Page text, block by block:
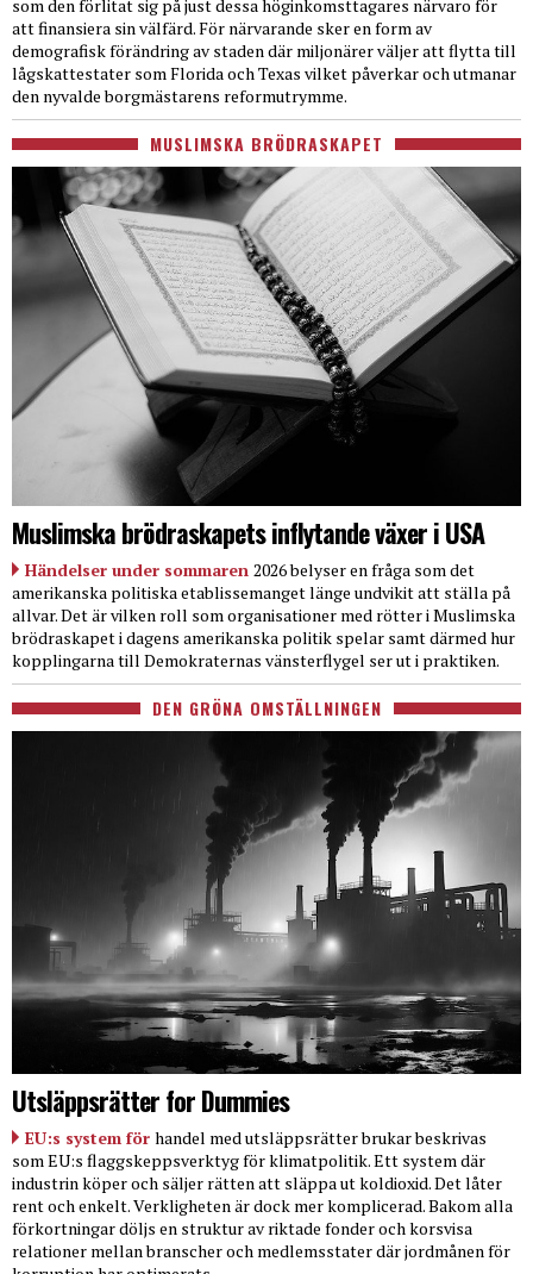
som den förlitat sig på just dessa höginkomsttagares närvaro för
att finansiera sin välfärd. För närvarande sker en form av
demografisk förändring av staden där miljonärer väljer att flytta till
lågskattestater som Florida och Texas vilket påverkar och utmanar
den nyvalde borgmästarens reformutrymme.
MUSLIMSKA BRÖDRASKAPET
Muslimska brödraskapets inflytande växer i USA
Händelser under sommaren 2026 belyser en fråga som det
amerikanska politiska etablissemanget länge undvikit att ställa på
allvar. Det är vilken roll som organisationer med rötter i Muslimska
brödraskapet i dagens amerikanska politik spelar samt därmed hur
kopplingarna till Demokraternas vänsterflygel ser ut i praktiken.
DEN GRÖNA OMSTÄLLNINGEN
Utsläppsrätter for Dummies
EU:s system för handel med utsläppsrätter brukar beskrivas
som EU:s flaggskeppsverktyg för klimatpolitik. Ett system där
industrin köper och säljer rätten att släppa ut koldioxid. Det låter
rent och enkelt. Verkligheten är dock mer komplicerad. Bakom alla
förkortningar döljs en struktur av riktade fonder och korsvisa
relationer mellan branscher och medlemsstater där jordmånen för